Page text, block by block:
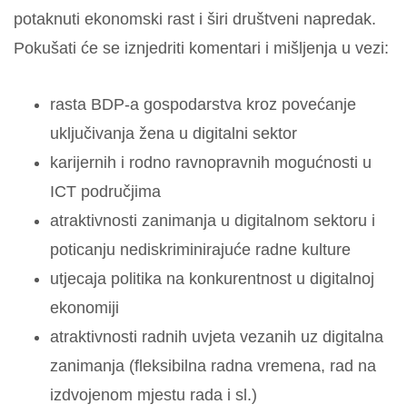
potaknuti ekonomski rast i širi društveni napredak.
Pokušati će se iznjedriti komentari i mišljenja u vezi:
rasta BDP-a gospodarstva kroz povećanje
uključivanja žena u digitalni sektor
karijernih i rodno ravnopravnih mogućnosti u
ICT područjima
atraktivnosti zanimanja u digitalnom sektoru i
poticanju nediskriminirajuće radne kulture
utjecaja politika na konkurentnost u digitalnoj
ekonomiji
atraktivnosti radnih uvjeta vezanih uz digitalna
zanimanja (fleksibilna radna vremena, rad na
izdvojenom mjestu rada i sl.)